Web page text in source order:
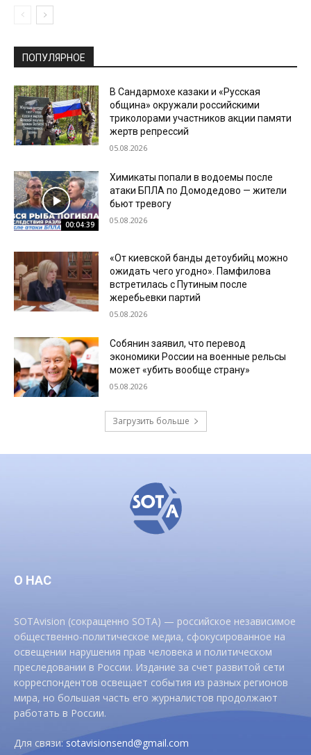
ПОПУЛЯРНОЕ
В Сандармохе казаки и «Русская
община» окружали российскими
триколорами участников акции памяти
жертв репрессий
05.08.2026
00:04:39
Химикаты попали в водоемы после
атаки БПЛА по Домодедово — жители
бьют тревогу
05.08.2026
«От киевской банды детоубийц можно
ожидать чего угодно». Памфилова
встретилась с Путиным после
жеребьевки партий
05.08.2026
Собянин заявил, что перевод
экономики России на военные рельсы
может «убить вообще страну»
05.08.2026
Загрузить больше
О НАС
SOTAvision (сокращенно SOTA) — российское независимое
общественно-политическое медиа, сфокусированное на
освещении нарушения прав человека и политическом
преследовании в России. Издание за счет развитой сети
корреспондентов освещает события из разных регионов
мира, но большая часть его журналистов продолжают
работать в России.
Для связи:sotavisionsend@gmail.com